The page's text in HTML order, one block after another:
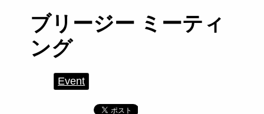
ブリージー ミーティ
ング
Event